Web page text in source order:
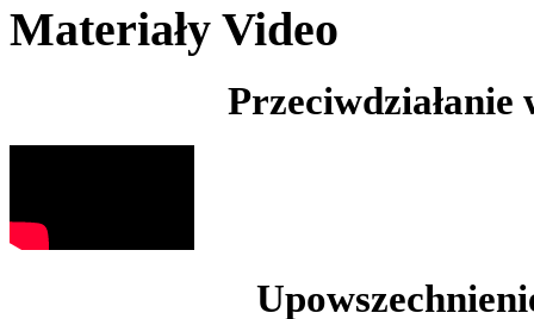
Materiały Video